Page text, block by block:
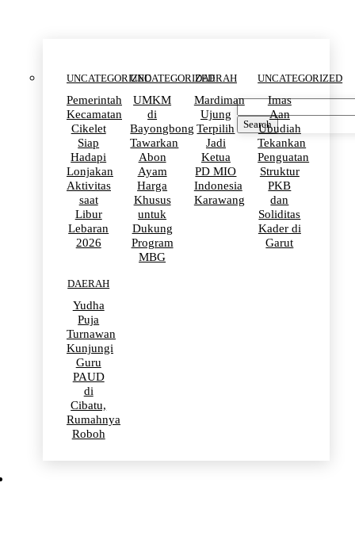
UNCATEGORIZED
Pemerintah
Kecamatan
Cikelet
Siap
Hadapi
Lonjakan
Aktivitas
saat
Libur
Lebaran
2026
UNCATEGORIZED
UMKM
di
Bayongbong
Tawarkan
Abon
Ayam
Harga
Khusus
untuk
Dukung
Program
MBG
DAERAH
Mardiman
Ujung
Terpilih
Jadi
Ketua
PD MIO
Indonesia
Karawang
UNCATEGORIZED
Imas
Aan
Ubudiah
Tekankan
Penguatan
Struktur
PKB
dan
Soliditas
Kader di
Garut
DAERAH
Yudha
Puja
Turnawan
Kunjungi
Guru
PAUD
di
Cibatu,
Rumahnya
Roboh
Search